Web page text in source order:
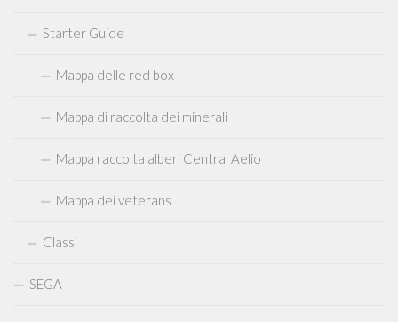
Starter Guide
Mappa delle red box
Mappa di raccolta dei minerali
Mappa raccolta alberi Central Aelio
Mappa dei veterans
Classi
SEGA